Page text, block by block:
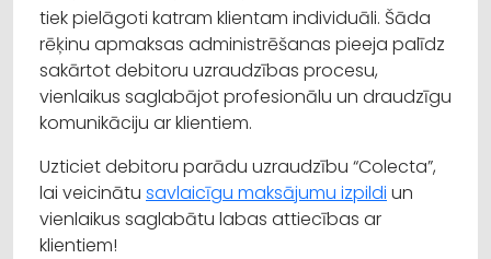
tiek pielāgoti katram klientam individuāli. Šāda
rēķinu apmaksas administrēšanas pieeja palīdz
sakārtot debitoru uzraudzības procesu,
vienlaikus saglabājot profesionālu un draudzīgu
komunikāciju ar klientiem.
Uzticiet debitoru parādu uzraudzību “Colecta”,
lai veicinātu savlaicīgu maksājumu izpildi un
vienlaikus saglabātu labas attiecības ar
klientiem!